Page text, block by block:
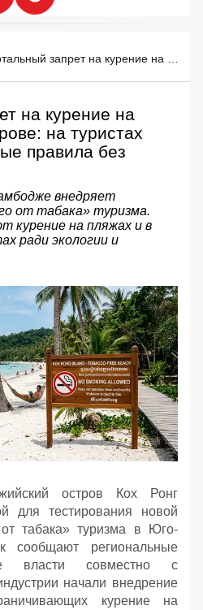
на курение на
на туристах
правила без
внедряет
от табака» туризма.
курение на пляжах и в
ради экологии и
остров Кох Ронг
для тестирования новой
табака» туризма в Юго-
сообщают региональные
власти совместно с
начали внедрение
курение на